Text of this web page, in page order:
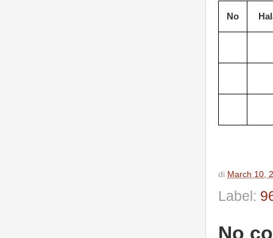
No
di March 10,
Label:
No